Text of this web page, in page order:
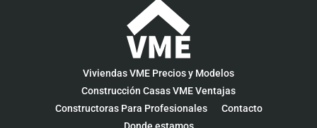
Viviendas VME Precios y Modelos
Construcción Casas VME Ventajas
Constructoras Para Profesionales
Contacto